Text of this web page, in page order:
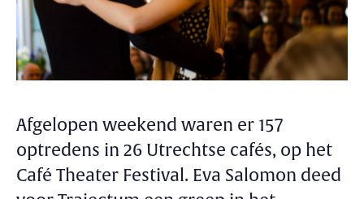
Afgelopen weekend waren er 157
optredens in 26 Utrechtse cafés, op het
Café Theater Festival. Eva Salomon deed